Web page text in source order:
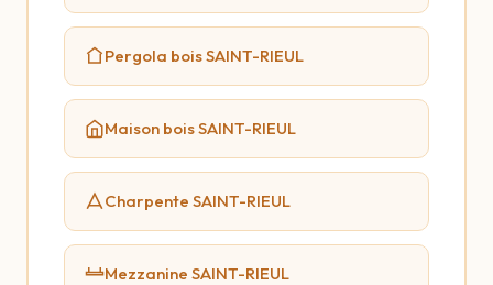
Pergola bois SAINT-RIEUL
Maison bois SAINT-RIEUL
Charpente SAINT-RIEUL
Mezzanine SAINT-RIEUL